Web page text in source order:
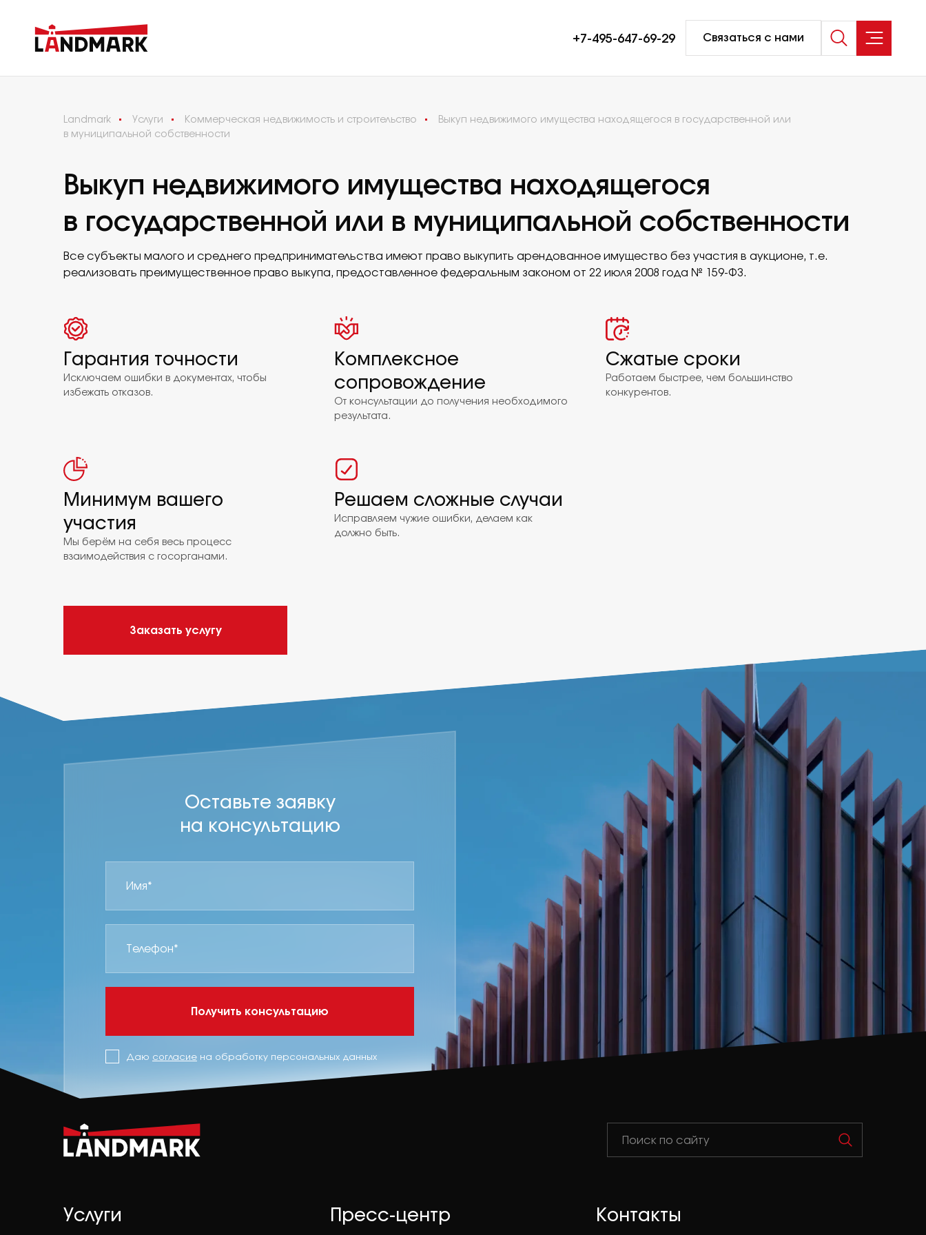
+7-495-647-69-29 Связаться с нами
Проекты
Пресс-центр
Контакты
Коммерческая недвижимость и
строительство
Несостоятельность, банкротство
Оценка и экспертиза
Услуги частным лицам
Landmark Услуги Коммерческая недвижимость и строительство
Выкуп недвижимого имущества находящегося в государственной или
в муниципальной собственности
Выкуп недвижимого имущества находящегося
в государственной или в муниципальной собственности
Все субъекты малого и среднего предпринимательства имеют право выкупить арендованное имущество без участия в аукционе, т.е.
реализовать преимущественное право выкупа, предоставленное федеральным законом от 22 июля 2008 года № 159-ФЗ.
Гарантия точности
Исключаем ошибки в документах, чтобы
избежать отказов.
Комплексное
сопровождение
От консультации до получения необходимого
результата.
Сжатые сроки
Работаем быстрее, чем большинство
конкурентов.
Минимум вашего
участия
Мы берём на себя весь процесс
взаимодействия с госорганами.
Решаем сложные случаи
Исправляем чужие ошибки, делаем как
должно быть.
Заказать услугу
Оставьте заявку
на консультацию
Получить консультацию
Даю согласие на обработку персональных данных
Услуги Пресс-центр Контакты